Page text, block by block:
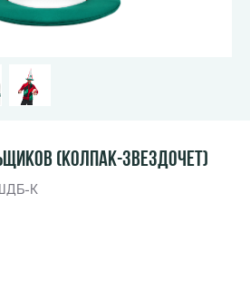
(колпак-звездочет)
К